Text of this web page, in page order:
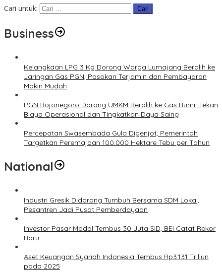
Cari untuk:
Business
Kelangkaan LPG 3 Kg Dorong Warga Lumajang Beralih ke
Jaringan Gas PGN, Pasokan Terjamin dan Pembayaran
Makin Mudah
PGN Bojonegoro Dorong UMKM Beralih ke Gas Bumi, Tekan
Biaya Operasional dan Tingkatkan Daya Saing
Percepatan Swasembada Gula Digenjot, Pemerintah
Targetkan Peremajaan 100.000 Hektare Tebu per Tahun
National
Industri Gresik Didorong Tumbuh Bersama SDM Lokal,
Pesantren Jadi Pusat Pemberdayaan
Investor Pasar Modal Tembus 30 Juta SID, BEI Catat Rekor
Baru
Aset Keuangan Syariah Indonesia Tembus Rp3.131 Triliun
pada 2025